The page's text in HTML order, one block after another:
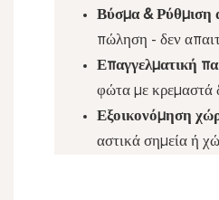
Βύσμα & Ρύθμιση
πώληση - δεν
Επαγγελματική
φώτα με κρεμαστά
Εξοικονόμηση
αστικά σημεία ή